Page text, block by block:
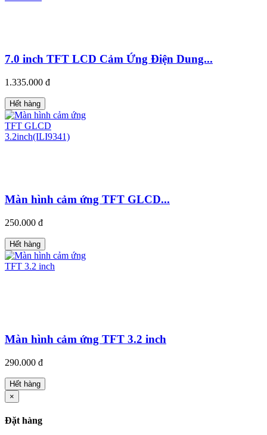
7.0 inch TFT LCD Cảm Ứng Điện Dung...
1.335.000 đ
Hết hàng
Màn hình cảm ứng TFT GLCD...
250.000 đ
Hết hàng
Màn hình cảm ứng TFT 3.2 inch
290.000 đ
Hết hàng
×
Đặt hàng